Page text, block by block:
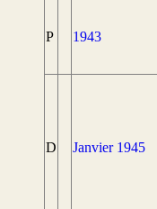
P 1943
D Janvier 1945